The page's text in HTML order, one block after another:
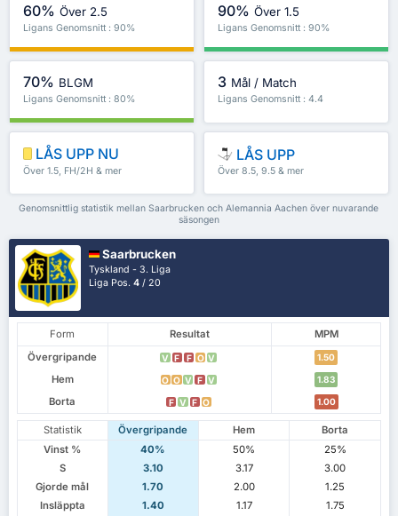
60% Över 2.5
Ligans Genomsnitt : 90%
90% Över 1.5
Ligans Genomsnitt : 90%
70% BLGM
Ligans Genomsnitt : 80%
3 Mål / Match
Ligans Genomsnitt : 4.4
LÅS UPP NU
Över 1.5, FH/2H & mer
LÅS UPP
Över 8.5, 9.5 & mer
Genomsnittlig statistik mellan Saarbrucken och Alemannia Aachen över nuvarande
säsongen
Saarbrucken
Tyskland - 3. Liga
Liga Pos.4 / 20
Form Resultat
MPM
Övergripande
V F F O V 1.50
Hem O O V F V 1.83
Borta F V F O 1.00
Statistik Övergripande Hem
Borta
Vinst %
40% 50%
25%
S
3.10 3.17
3.00
Gjorde mål
1.70 2.00
1.25
Insläppta
1.40 1.17
1.75